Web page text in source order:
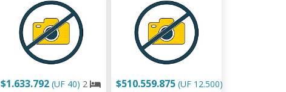
$1.633.792 (UF 40) 2
$510.559.875 (UF 12.500)